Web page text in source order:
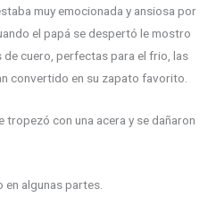
muy emocionada y ansiosa por
el papá se despertó le mostro
cuero, perfectas para el frio, las
convertido en su zapato favorito.
tropezó con una acera y se dañaron
algunas partes.